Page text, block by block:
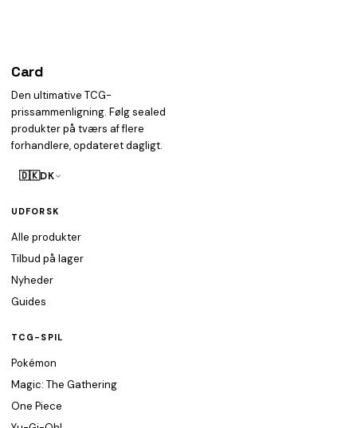
Card
Den ultimative TCG-
prissammenligning. Følg sealed
produkter på tværs af flere
forhandlere, opdateret dagligt.
🇩🇰DK
UDFORSK
Alle produkter
Tilbud på lager
Nyheder
Guides
TCG-SPIL
Pokémon
Magic: The Gathering
One Piece